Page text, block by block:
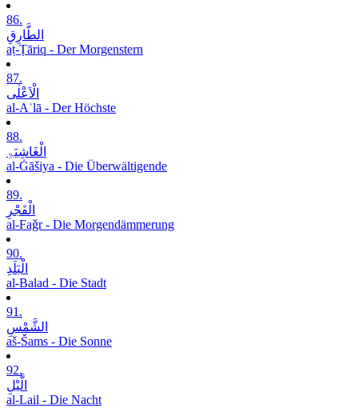
86.
الطَّارِقِ
aṭ-Ṭāriq - Der Morgenstern
87.
الْاَعْلٰی
al-Aʿlā - Der Höchste
88.
الْغَاشِیَۃِ
al-Ġāšiya - Die Überwältigende
89.
الْفَجْرِ
al-Faǧr - Die Morgendämmerung
90.
الْبَلَدِ
al-Balad - Die Stadt
91.
الشَّمْسِ
aš-Šams - Die Sonne
92.
الَّیْلِ
al-Lail - Die Nacht